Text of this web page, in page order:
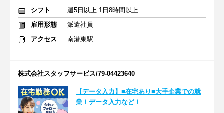
シフト
週5日以上 1日8時間以上
雇用形態
派遣社員
アクセス
南港東駅
株式会社スタッフサービス/79-04423640
【データ入力】■在宅あり■大手企業での就
業！データ入力など！